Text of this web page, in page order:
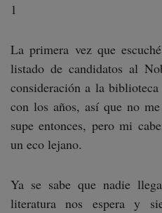
1
La primera vez que
listado de candidatos al
consideración a la
con los años, así que no
supe entonces, pero mi
un eco lejano.
Ya se sabe que nadie
literatura nos espera y